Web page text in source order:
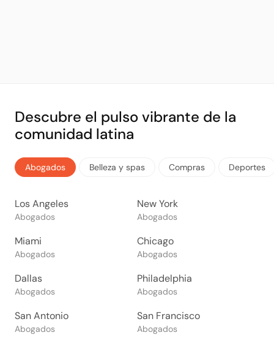
Descubre el pulso vibrante de la
comunidad latina
Abogados Belleza y spas Compras Deportes
Los Angeles
Abogados
New York
Abogados
Miami
Abogados
Chicago
Abogados
Dallas
Abogados
Philadelphia
Abogados
San Antonio
Abogados
San Francisco
Abogados